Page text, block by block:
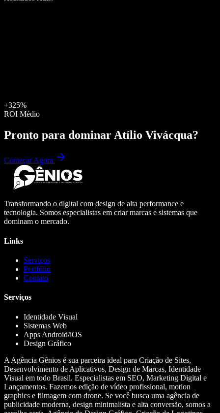
+325%
ROI Médio
Pronto para dominar Atílio Vivácqua?
Começar Agora
Transformando o digital com design de alta performance e
tecnologia. Somos especialistas em criar marcas e sistemas que
dominam o mercado.
Links
Serviços
Portfólio
Contato
Serviços
Identidade Visual
Sistemas Web
Apps Android/iOS
Design Gráfico
A Agência Gênios é sua parceira ideal para Criação de Sites,
Desenvolvimento de Aplicativos, Design de Marcas, Identidade
Visual em todo Brasil. Especialistas em SEO, Marketing Digital e
Lançamentos. Fazemos edição de vídeo profissional, motion
graphics e filmagem com drone. Se você busca uma agência de
publicidade moderna, design minimalista e alta conversão, somos a